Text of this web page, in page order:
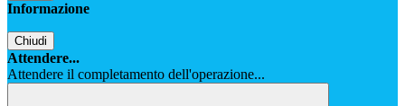
Informazione
Chiudi
Attendere...
Attendere il completamento dell'operazione...